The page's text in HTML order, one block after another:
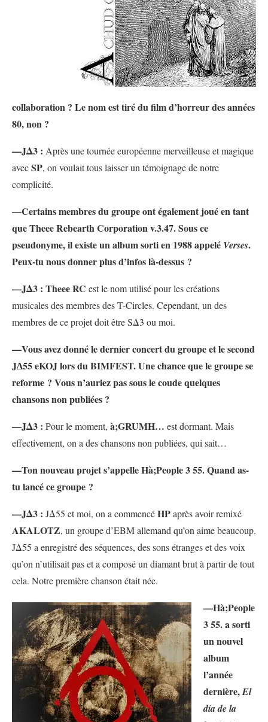
collaboration ? Le nom est tiré du film d’horreur des années
80, non ?
—JΔ3 : Après une tournée européenne merveilleuse et magique
avecSP, on voulait tous laisser un témoignage de notre
complicité.
—Certains membres du groupe ont également joué en tant
que Theee Rebearth Corporation v.3.47. Sous ce
pseudonyme, il existe un album sorti en 1988 appelé Verses.
Peux-tu nous donner plus d’infos là-dessus ?
—JΔ3 : Theee RC est le nom utilisé pour les créations
musicales des membres des T-Circles. Cependant, un des
membres de ce projet doit être SΔ3 ou moi.
—Vous avez donné le dernier concert du groupe et le second
J∆55 eKOJlors du BIMFEST. Une chance que le groupe se
reforme ? Vous n’auriez pas sous le coude quelques
chansons non publiées ?
—JΔ3 : Pour le moment, à;GRUMH… est dormant. Mais
effectivement, on a des chansons non publiées, qui sait…
—Ton nouveau projet s’appelle Hà;People 3 55. Quand as-
tu lancé ce groupe ?
—JΔ3 : JΔ55 et moi, on a commencéHPaprès avoir remixé
AKALOTZ, un groupe d’EBM allemand qu’on aime beaucoup.
JΔ55 a enregistré des séquences, des sons étranges et des voix
qu’on n’utilisait pas et a composé un diamant brut à partir de tout
cela. Notre première chanson était née.
—Hà;People
3 55. a sorti
un nouvel
album
l’année
dernière,El
día de la